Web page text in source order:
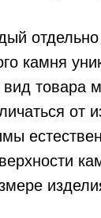
отдельно
камня
товара
от